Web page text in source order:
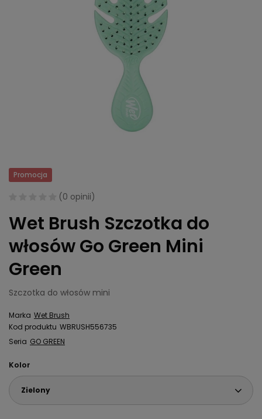
Promocja
(0 opinii)
Wet Brush Szczotka do
włosów Go Green Mini
Green
Szczotka do włosów mini
Marka Wet Brush
Kod produktu WBRUSH556735
Seria GO GREEN
Kolor
Zielony